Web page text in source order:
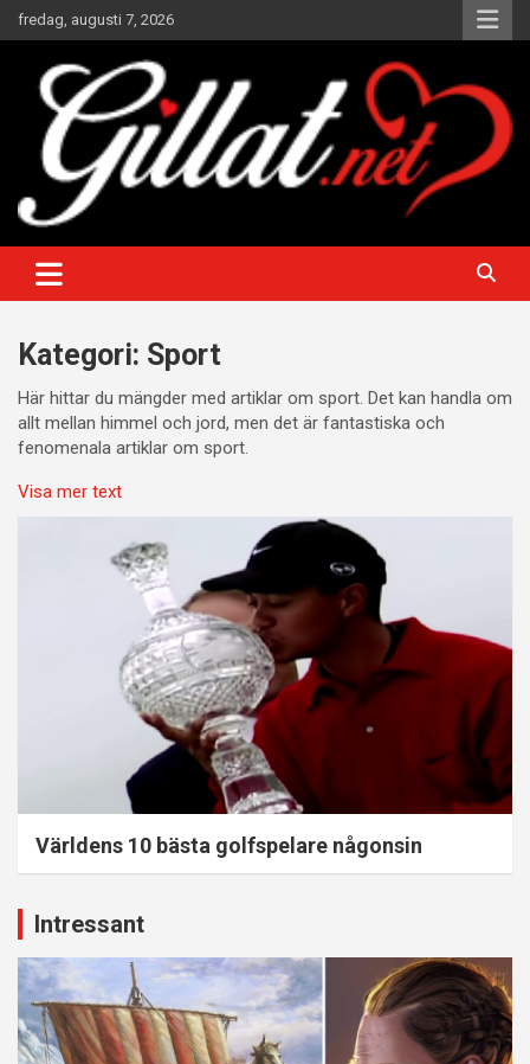
Hoppa
till
innehåll
fredag, augusti 7, 2026
Gillat
Kategori: Sport
Här hittar du mängder med artiklar om sport. Det kan handla om
allt mellan himmel och jord, men det är fantastiska och
fenomenala artiklar om sport.
Visa mer text
Världens 10 bästa golfspelare någonsin
Intressant